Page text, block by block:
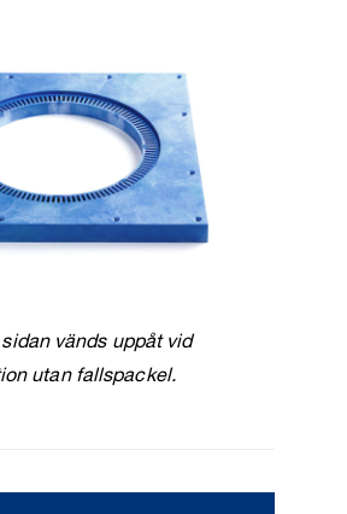
vänds uppåt vid
utan fallspackel.